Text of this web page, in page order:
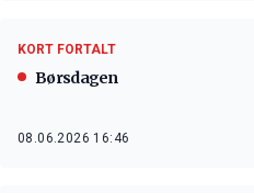
KORT FORTALT
Børsdagen
08.06.2026 16:46